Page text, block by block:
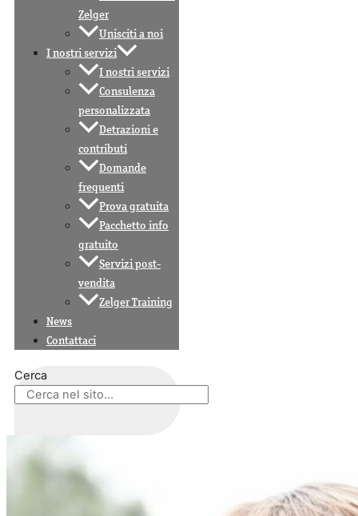
Zelger
Unisciti a noi
I nostri servizi
I nostri servizi
Consulenza
personalizzata
Detrazioni e
contributi
Domande
frequenti
Prova gratuita
Pacchetto info
gratuito
Servizi post-
vendita
Zelger Training
News
Contattaci
Cerca